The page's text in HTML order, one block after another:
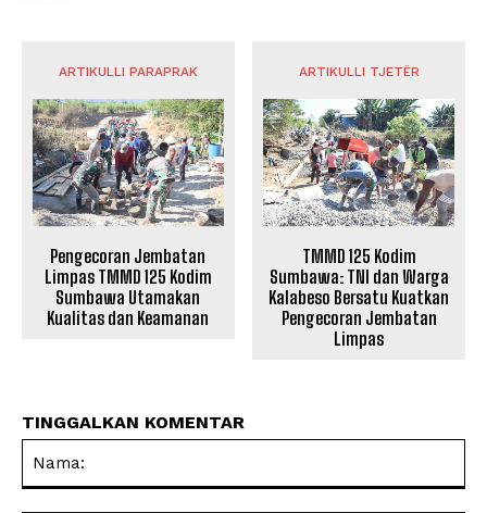
ARTIKULLI PARAPRAK
Pengecoran Jembatan
Limpas TMMD 125 Kodim
Sumbawa Utamakan
Kualitas dan Keamanan
ARTIKULLI TJETËR
TMMD 125 Kodim
Sumbawa: TNI dan Warga
Kalabeso Bersatu Kuatkan
Pengecoran Jembatan
Limpas
TINGGALKAN KOMENTAR